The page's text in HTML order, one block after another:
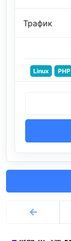
Трафик
Linux PHP